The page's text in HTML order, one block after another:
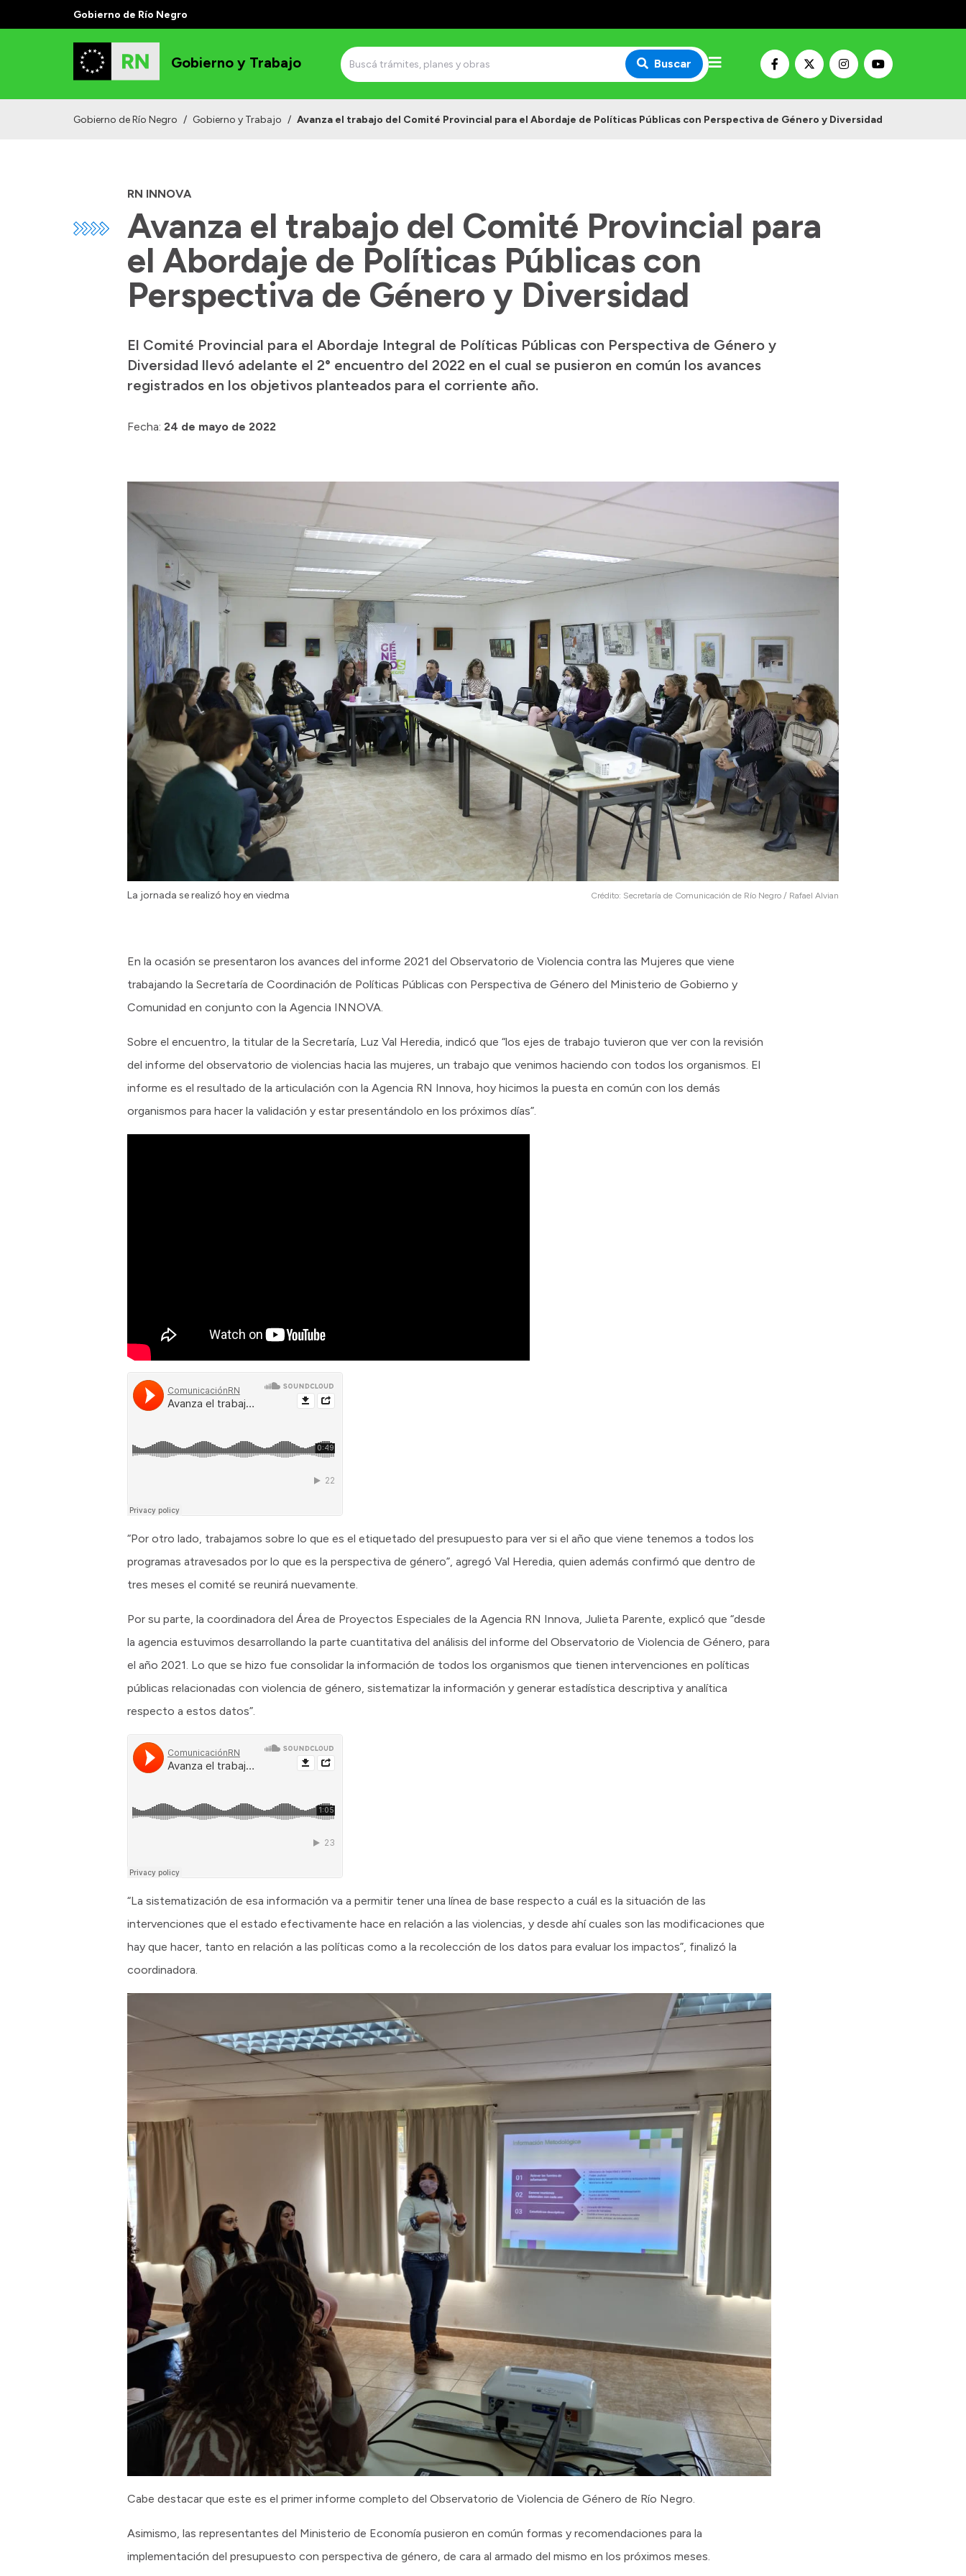
Gobierno de Río Negro
Gobierno y Trabajo Buscar
Gobierno de Río Negro / Gobierno y Trabajo / Avanza el trabajo del Comité Provincial para el Abordaje de Políticas Públicas con Perspectiva de Género y Diversidad
RN INNOVA
Avanza el trabajo del Comité Provincial para
el Abordaje de Políticas Públicas con
Perspectiva de Género y Diversidad
El Comité Provincial para el Abordaje Integral de Políticas Públicas con Perspectiva de Género y
Diversidad llevó adelante el 2° encuentro del 2022 en el cual se pusieron en común los avances
registrados en los objetivos planteados para el corriente año.
Fecha: 24 de mayo de 2022
La jornada se realizó hoy en viedma Crédito: Secretaría de Comunicación de Río Negro / Rafael Alvian
En la ocasión se presentaron los avances del informe 2021 del Observatorio de Violencia contra las Mujeres que viene
trabajando la Secretaría de Coordinación de Políticas Públicas con Perspectiva de Género del Ministerio de Gobierno y
Comunidad en conjunto con la Agencia INNOVA.
Sobre el encuentro, la titular de la Secretaría, Luz Val Heredia, indicó que “los ejes de trabajo tuvieron que ver con la revisión
del informe del observatorio de violencias hacia las mujeres, un trabajo que venimos haciendo con todos los organismos. El
informe es el resultado de la articulación con la Agencia RN Innova, hoy hicimos la puesta en común con los demás
organismos para hacer la validación y estar presentándolo en los próximos días”.
“Por otro lado, trabajamos sobre lo que es el etiquetado del presupuesto para ver si el año que viene tenemos a todos los
programas atravesados por lo que es la perspectiva de género”, agregó Val Heredia, quien además confirmó que dentro de
tres meses el comité se reunirá nuevamente.
Por su parte, la coordinadora del Área de Proyectos Especiales de la Agencia RN Innova, Julieta Parente, explicó que “desde
la agencia estuvimos desarrollando la parte cuantitativa del análisis del informe del Observatorio de Violencia de Género, para
el año 2021. Lo que se hizo fue consolidar la información de todos los organismos que tienen intervenciones en políticas
públicas relacionadas con violencia de género, sistematizar la información y generar estadística descriptiva y analítica
respecto a estos datos”.
“La sistematización de esa información va a permitir tener una línea de base respecto a cuál es la situación de las
intervenciones que el estado efectivamente hace en relación a las violencias, y desde ahí cuales son las modificaciones que
hay que hacer, tanto en relación a las políticas como a la recolección de los datos para evaluar los impactos”, finalizó la
coordinadora.
Cabe destacar que este es el primer informe completo del Observatorio de Violencia de Género de Río Negro.
Asimismo, las representantes del Ministerio de Economía pusieron en común formas y recomendaciones para la
implementación del presupuesto con perspectiva de género, de cara al armado del mismo en los próximos meses.